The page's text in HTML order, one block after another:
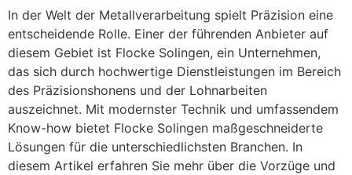
In der Welt der Metallverarbeitung spielt Präzision eine
entscheidende Rolle. Einer der führenden Anbieter auf
diesem Gebiet ist Flocke Solingen, ein Unternehmen,
das sich durch hochwertige Dienstleistungen im Bereich
des Präzisionshonens und der Lohnarbeiten
auszeichnet. Mit modernster Technik und umfassendem
Know-how bietet Flocke Solingen maßgeschneiderte
Lösungen für die unterschiedlichsten Branchen. In
diesem Artikel erfahren Sie mehr über die Vorzüge und